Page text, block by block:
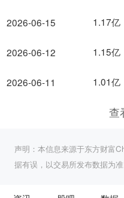
2026-06-15
2026-06-12
2026-06-11
1.17亿
1.15亿
1.01亿
查
声明：本信息来源于东方财富
据有误，以交易所发布数据为准